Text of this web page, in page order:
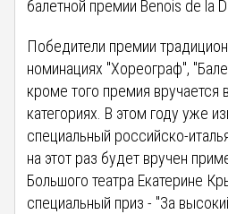
балетной премии Benois de la
Победители премии
номинациях "Хореограф",
кроме того премия вручается
категориях. В этом году уже
специальный российско-
на этот раз будет вручен
Большого театра Екатерине
специальный приз - "За